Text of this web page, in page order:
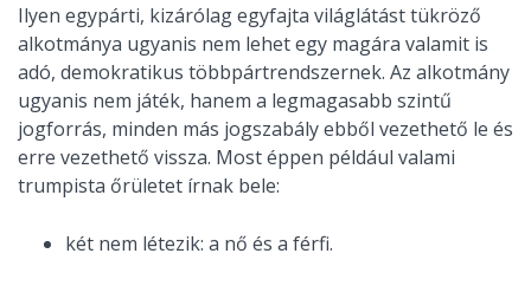
Ilyen egypárti, kizárólag egyfajta világlátást tükröző
alkotmánya ugyanis nem lehet egy magára valamit is
adó, demokratikus többpártrendszernek. Az alkotmány
ugyanis nem játék, hanem a legmagasabb szintű
jogforrás, minden más jogszabály ebből vezethető le és
erre vezethető vissza. Most éppen például valami
trumpista őrületet írnak bele:
két nem létezik: a nő és a férfi.